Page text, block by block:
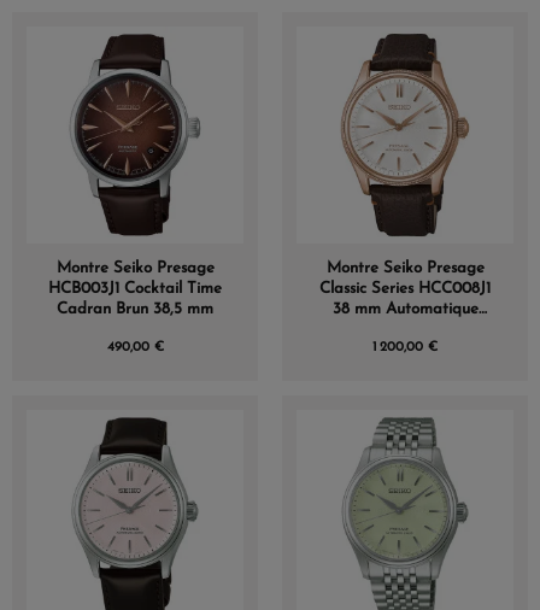
Montre Seiko Presage
HCB003J1 Cocktail Time
Cadran Brun 38,5 mm
490,00 €
Montre Seiko Presage
Classic Series HCC008J1
38 mm Automatique
Édition Limitée
1 200,00 €